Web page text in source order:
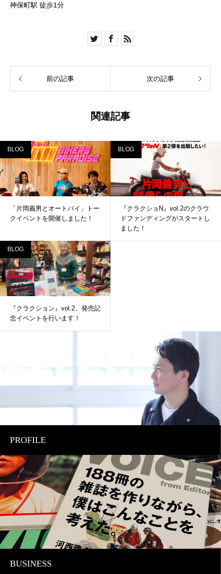
神保町駅 徒歩1分
前の記事 次の記事
関連記事
BLOG
「片岡義男とオートバイ」トー
クイベントを開催しました！
BLOG
『クラクショN』vol.2のクラウ
ドファンディングがスタートし
ました！
BLOG
『クラクション』vol.2、発売記
念イベントを行います！
PROFILE
BUSINESS